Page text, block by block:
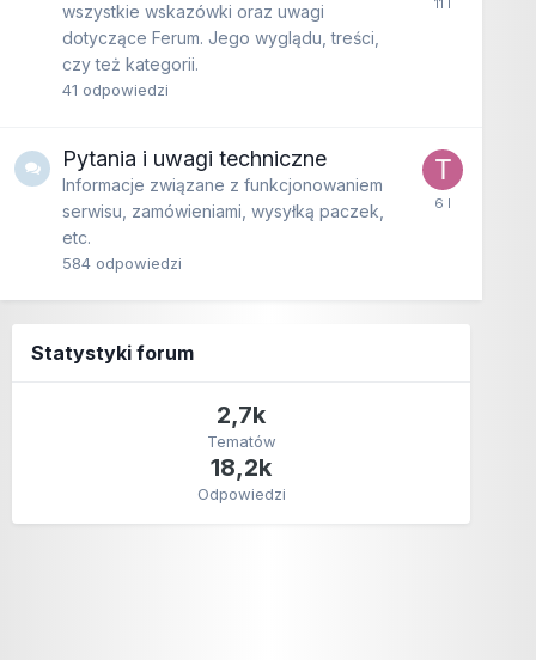
wszystkie wskazówki oraz uwagi
dotyczące Ferum. Jego wyglądu, treści,
czy też kategorii.
41 odpowiedzi
Pytania i uwagi techniczne
Informacje związane z funkcjonowaniem
serwisu, zamówieniami, wysyłką paczek,
etc.
584 odpowiedzi
Statystyki forum
2,7k
Tematów
18,2k
Odpowiedzi